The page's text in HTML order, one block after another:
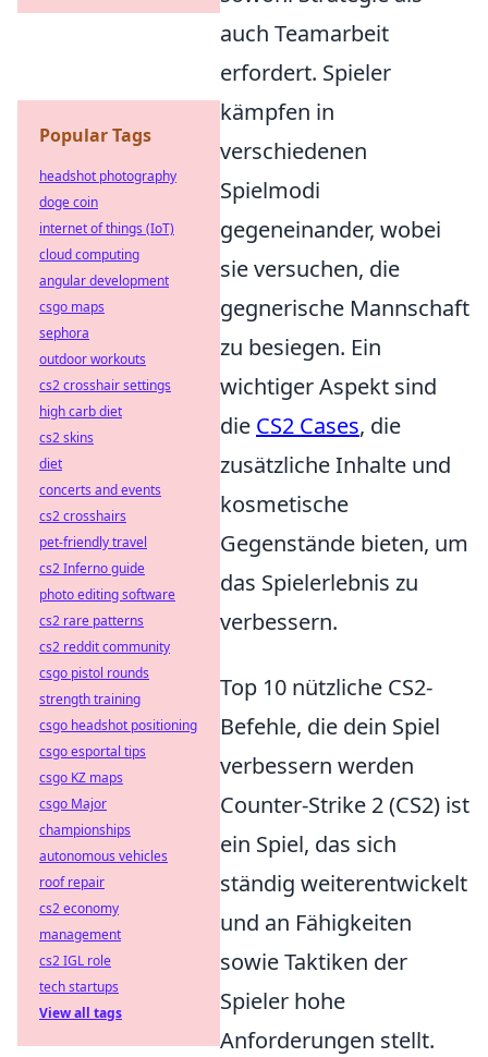
auch Teamarbeit
erfordert. Spieler
kämpfen in
verschiedenen
Spielmodi
gegeneinander, wobei
sie versuchen, die
gegnerische Mannschaft
zu besiegen. Ein
wichtiger Aspekt sind
die CS2 Cases, die
zusätzliche Inhalte und
kosmetische
Gegenstände bieten, um
das Spielerlebnis zu
verbessern.
Top 10 nützliche CS2-
Befehle, die dein Spiel
verbessern werden
Counter-Strike 2 (CS2) ist
ein Spiel, das sich
ständig weiterentwickelt
und an Fähigkeiten
sowie Taktiken der
Spieler hohe
Anforderungen stellt.
Popular Tags
headshot photography
doge coin
internet of things (IoT)
cloud computing
angular development
csgo maps
sephora
outdoor workouts
cs2 crosshair settings
high carb diet
cs2 skins
diet
concerts and events
cs2 crosshairs
pet-friendly travel
cs2 Inferno guide
photo editing software
cs2 rare patterns
cs2 reddit community
csgo pistol rounds
strength training
csgo headshot positioning
csgo esportal tips
csgo KZ maps
csgo Major
championships
autonomous vehicles
roof repair
cs2 economy
management
cs2 IGL role
tech startups
View all tags